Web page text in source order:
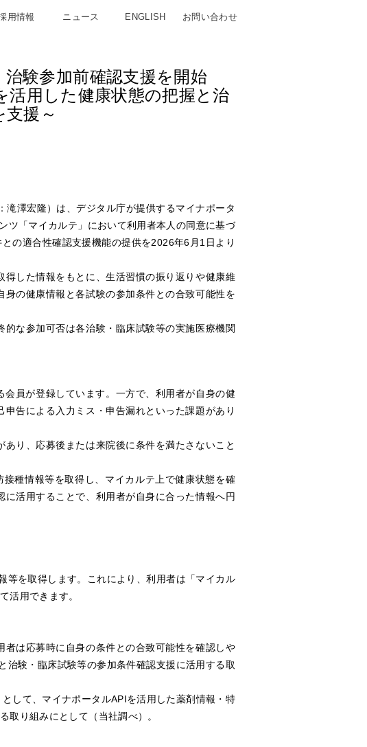
用情報 ニュース ENGLISH お問い合わせ
験参加前確認支援を開始
活用した健康状態の把握と治
援～
滝澤宏隆）は、デジタル庁が提供するマイナポータ
ツ「マイカルテ」において利用者本人の同意に基づ
の適合性確認支援機能の提供を2026年6 月 1 日より
した情報をもとに、生活習慣の振り返りや健康維
の健康情報と各試験の参加条件との合致可能性を
な参加可否は各治験・臨床試験等の実施医療機関
会員が登録しています。一方で、利用者が自身の健
告による入力ミス・申告漏れといった課題があり
り、応募後または来院後に条件を満たさないこと
種情報等を取得し、マイカルテ上で健康状態を確
活用することで、利用者が自身に合った情報へ円
等を取得します。これにより、利用者は「マイカル
活用できます。
は応募時に自身の条件との合致可能性を確認しや
験・臨床試験等の参加条件確認支援に活用する取
して、マイナポータルAPIを活用した薬剤情報・特
取り組みにとして（当社調べ）。